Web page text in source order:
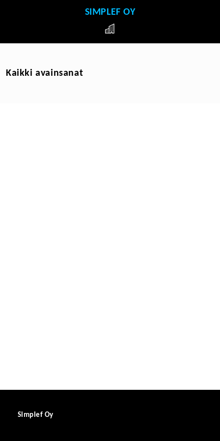
SIMPLEF OY
Kaikki avainsanat
Simplef Oy